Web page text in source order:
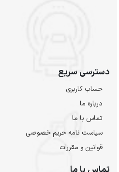
دسترسی سریع
حساب کاربری
درباره ما
تماس با ما
سیاست نامه حریم خصوصی
قوانین و مقررات